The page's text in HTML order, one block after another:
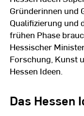
Gründerinnen und
Qualifizierung und
frühen Phase
Hessischer
Forschung, Kunst
Hessen Ideen.
Das Hessen